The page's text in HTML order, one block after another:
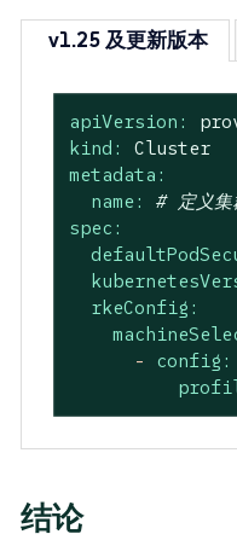
v1.25 及更新版本
apiVersion:
kind:
Cluster
metadata:
name:
# 定义集
spec:
rkeConfig:
-
config:
结论